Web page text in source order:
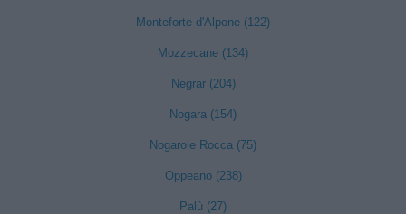
Monteforte d'Alpone (122)
Mozzecane (134)
Negrar (204)
Nogara (154)
Nogarole Rocca (75)
Oppeano (238)
Palù (27)